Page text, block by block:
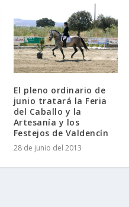
El pleno ordinario de
junio tratará la Feria
del Caballo y la
Artesanía y los
Festejos de Valdencín
28 de junio del 2013